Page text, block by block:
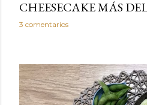
CHEESECAKE MÁS
3 comentarios